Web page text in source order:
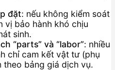
đặt: nếu không kiểm soát
vị bảo hành khó chịu
sinh.
“parts” và “labor”: nhiều
chỉ cam kết vật tư (phụ
bảng giá dịch vụ.